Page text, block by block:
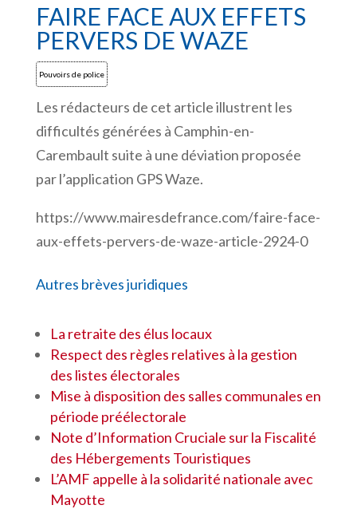
FAIRE FACE AUX EFFETS
PERVERS DE WAZE
Pouvoirs de police
Les rédacteurs de cet article illustrent les
difficultés générées à Camphin-en-
Carembault suite à une déviation proposée
par l’application GPS Waze.
https://www.mairesdefrance.com/faire-face-
aux-effets-pervers-de-waze-article-2924-0
Autres brèves juridiques
La retraite des élus locaux
Respect des règles relatives à la gestion
des listes électorales
Mise à disposition des salles communales en
période préélectorale
Note d’Information Cruciale sur la Fiscalité
des Hébergements Touristiques
L’AMF appelle à la solidarité nationale avec
Mayotte